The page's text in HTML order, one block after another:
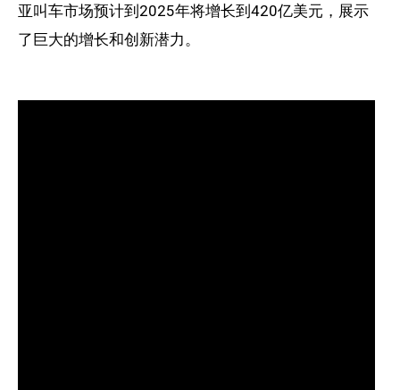
亚叫车市场预计到2025年将增长到420亿美元，展示
了巨大的增长和创新潜力。